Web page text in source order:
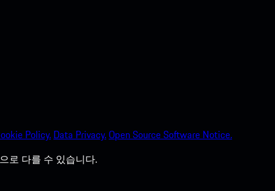
Policy. Data Privacy.Open Source Software Notice.
로 다를 수 있습니다.